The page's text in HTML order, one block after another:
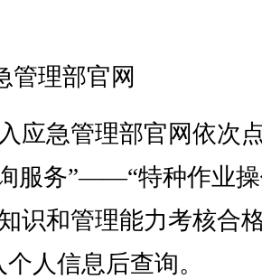
理部官网
急管理部官网依次
服务”——“特种作业
识和管理能力考核合
人信息后查询。